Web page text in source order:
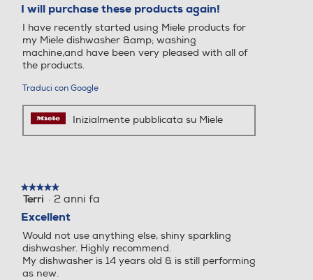
5
stelle.
I will purchase these products again!
I have recently started using Miele products for
my Miele dishwasher &amp; washing
machine,and have been very pleased with all of
the products.
Traduci con Google
Inizialmente pubblicata su Miele
★★★★★
★★★★★
5
5
stelle.
Terri · 2 anni fa
Excellent
Would not use anything else, shiny sparkling
dishwasher. Highly recommend.
My dishwasher is 14 years old & is still performing
as new.